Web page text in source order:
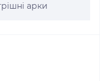
арки